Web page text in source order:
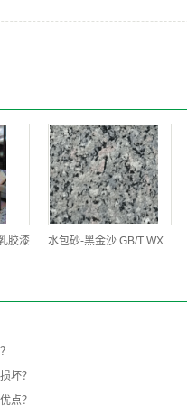
胶漆 水包砂-黑金沙 GB/T WX...
坏？
点？